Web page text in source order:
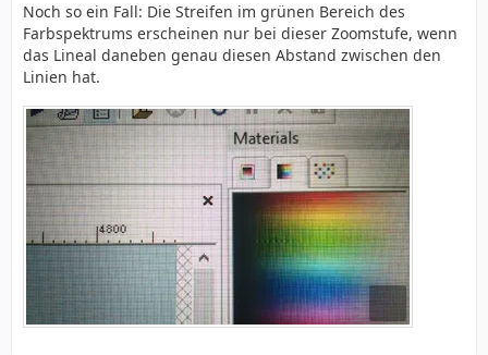
Noch so ein Fall: Die Streifen im grünen Bereich des
Farbspektrums erscheinen nur bei dieser Zoomstufe, wenn
das Lineal daneben genau diesen Abstand zwischen den
Linien hat.